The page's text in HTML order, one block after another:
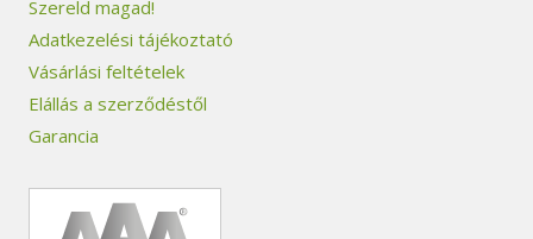
Szereld magad!
Adatkezelési tájékoztató
Vásárlási feltételek
Elállás a szerződéstől
Garancia